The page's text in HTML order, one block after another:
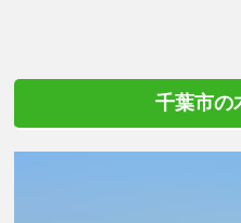
千葉市の